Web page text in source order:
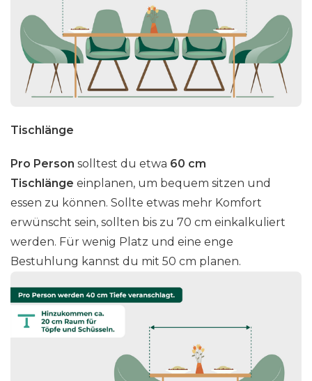
Tischlänge
Pro Person solltest du etwa 60 cm
Tischlänge einplanen, um bequem sitzen und
essen zu können. Sollte etwas mehr Komfort
erwünscht sein, sollten bis zu 70 cm einkalkuliert
werden. Für wenig Platz und eine enge
Bestuhlung kannst du mit 50 cm planen.